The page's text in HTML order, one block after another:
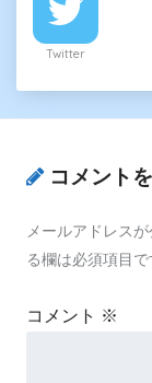
Twitter
コメント
メールアドレス
る欄は必須項目で
コメント ※